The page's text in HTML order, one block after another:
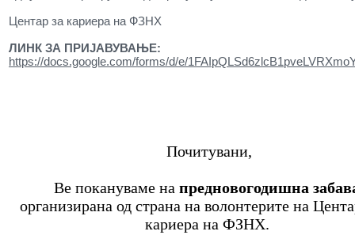
Центар за кариера на ФЗНХ
ЛИНК ЗА ПРИЈАВУВАЊЕ:
https://docs.google.com/forms/d/e/
Почитувани,
Ве покануваме на предновогодишна
организирана од страна на волонтерите на
кариера на ФЗНХ.